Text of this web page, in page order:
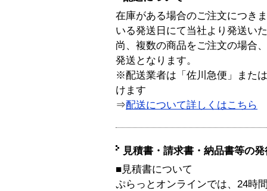
在庫がある場合のご注文につき
いる発送日にて当社より発送い
尚、複数の商品をご注文の場合
発送となります。
※配送業者は「佐川急便」また
けます
⇒配送について詳しくはこちら
見積書・請求書・納品書等の
■見積書について
ぷらっとオンラインでは、24時